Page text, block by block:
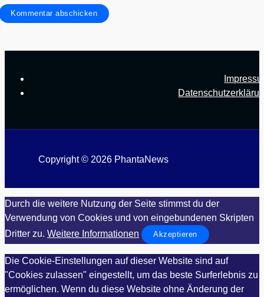
Copyright © 2026 PhantaNews
Durch die weitere Nutzung der Seite stimmst du der
Verwendung von Cookies und von eingebundenen Skripten
Dritter zu. Weitere Informationen Akzeptieren
Die Cookie-Einstellungen auf dieser Website sind auf
"Cookies zulassen" eingestellt, um das beste Surferlebnis zu
ermöglichen. Wenn du diese Website ohne Änderung der